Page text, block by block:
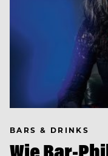
BARS & DRINKS